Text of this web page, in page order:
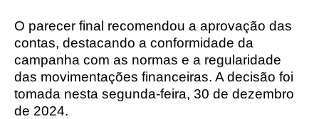
O parecer final recomendou a aprovação das
contas, destacando a conformidade da
campanha com as normas e a regularidade
das movimentações financeiras. A decisão foi
tomada nesta segunda-feira, 30 de dezembro
de 2024.